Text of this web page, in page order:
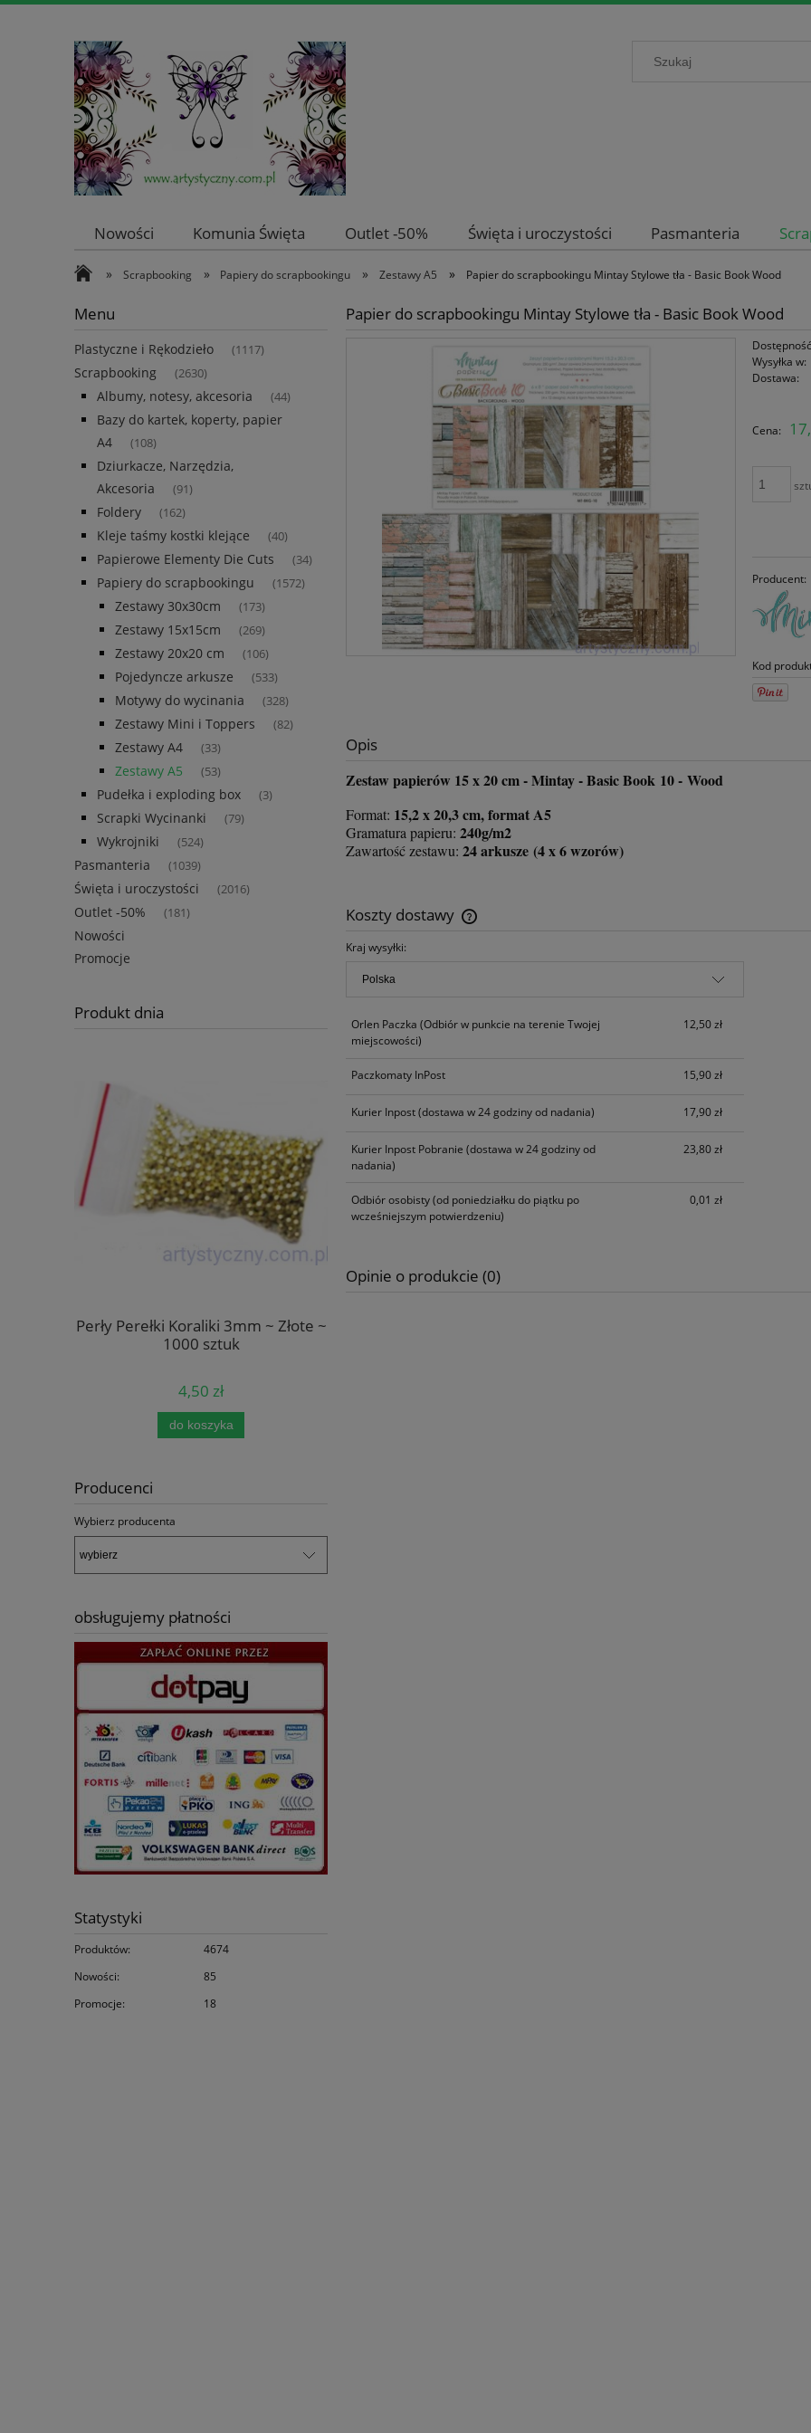
Nowości Komunia Święta Outlet -50% Święta i uroczystości Pasmanteria
» Scrapbooking » Papiery do scrapbookingu » Zestawy A5 » Papier do scrapbookingu Mintay Stylowe tła - Basic Book Wood
Menu
Plastyczne i Rękodzieło (1117)
Scrapbooking (2630)
Albumy, notesy, akcesoria (44)
Bazy do kartek, koperty, papier
A4
(108)
Dziurkacze, Narzędzia,
Akcesoria
(91)
Foldery (162)
Kleje taśmy kostki klejące (40)
Papierowe Elementy Die Cuts (34)
Papiery do scrapbookingu (1572)
Zestawy 30x30cm (173)
Zestawy 15x15cm (269)
Zestawy 20x20 cm (106)
Pojedyncze arkusze (533)
Motywy do wycinania (328)
Zestawy Mini i Toppers (82)
Zestawy A4 (33)
Zestawy A5 (53)
Pudełka i exploding box (3)
Scrapki Wycinanki (79)
Wykrojniki (524)
Pasmanteria (1039)
Święta i uroczystości (2016)
Outlet -50% (181)
Nowości
Promocje
Produkt dnia
Perły Perełki Koraliki 3mm ~ Złote ~
1000 sztuk
4,50 zł
do koszyka
Producenci
Wybierz producenta
obsługujemy płatności
Statystyki
Produktów:
4674
Nowości:
85
Promocje:
18
Papier do scrapbookingu Mintay Stylowe tła - Basic Book Wood
Wysyłka w:
Dostawa:
Cena:
Producent:
Kod
Opis
Zestaw papierów 15 x 20 cm - Mintay - Basic Book 10 - Wood
Format: 15,2 x 20,3 cm, format A5
Gramatura papieru: 240g/m2
Zawartość zestawu: 24 arkusze (4 x 6 wzorów)
Koszty dostawy
Kraj wysyłki:
Orlen Paczka (Odbiór w punkcie na terenie Twojej
miejscowości)
12,50 zł
Paczkomaty InPost 15,90 zł
Kurier Inpost(dostawa w 24 godziny od nadania) 17,90 zł
Kurier Inpost Pobranie (dostawa w 24 godziny od
nadania)
23,80 zł
Odbiór osobisty(od poniedziałku do piątku po
wcześniejszym potwierdzeniu)
0,01 zł
Opinie o produkcie (0)